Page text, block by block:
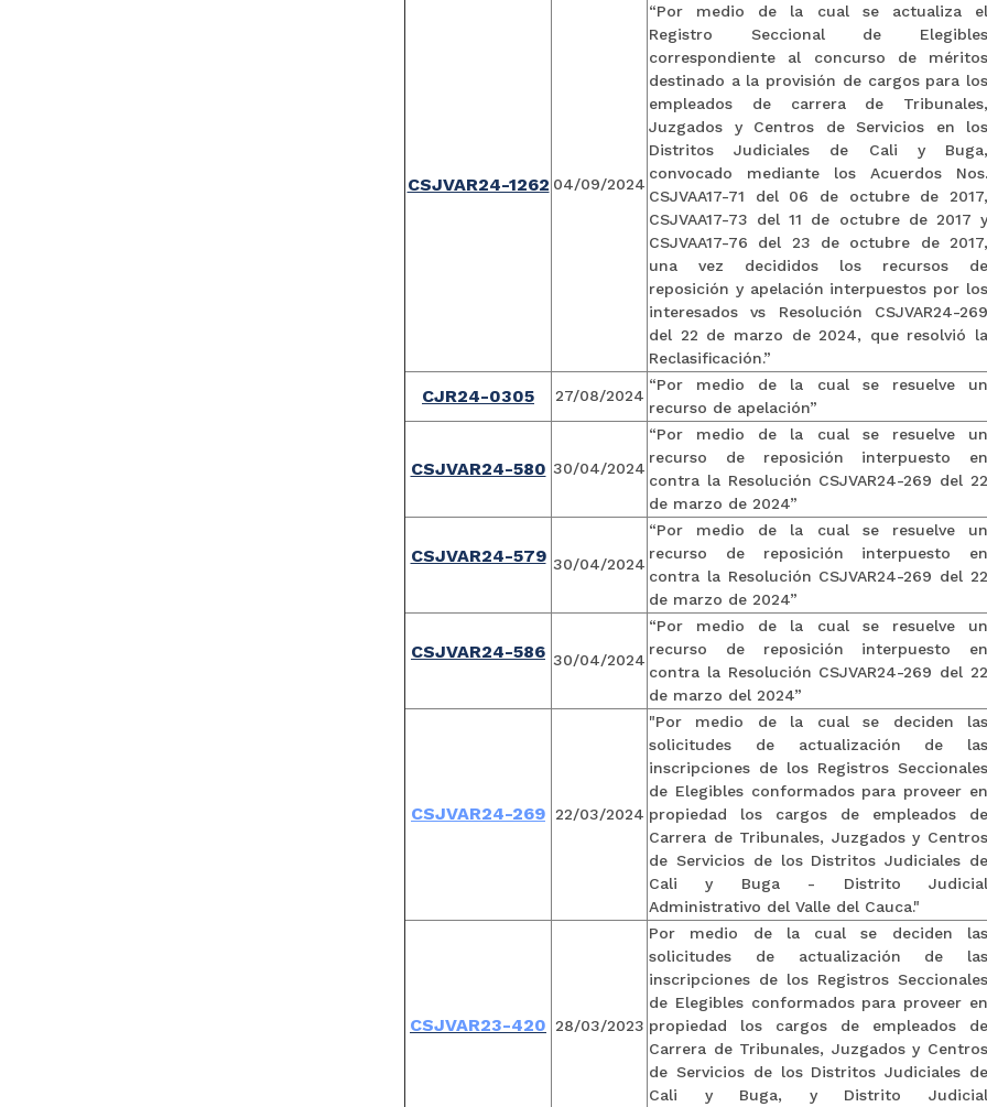
CSJVAR24-1262 04/09/2024
“Por medio de la cual se actualiza el
Registro Seccional de Elegibles
correspondiente al concurso de méritos
destinado a la provisión de cargos para los
empleados de carrera de Tribunales,
Juzgados y Centros de Servicios en los
Distritos Judiciales de Cali y Buga,
convocado mediante los Acuerdos Nos.
CSJVAA17-71 del 06 de octubre de 2017,
CSJVAA17-73 del 11 de octubre de 2017 y
CSJVAA17-76 del 23 de octubre de 2017,
una vez decididos los recursos de
reposición y apelación interpuestos por los
interesados vs Resolución CSJVAR24-269
del 22 de marzo de 2024, que resolvió la
Reclasificación.”
CJR24-0305 27/08/2024
“Por medio de la cual se resuelve un
recurso de apelación”
CSJVAR24-580 30/04/2024
“Por medio de la cual se resuelve un
recurso de reposición interpuesto en
contra la Resolución CSJVAR24-269 del 22
de marzo de 2024”
CSJVAR24-579 30/04/2024
“Por medio de la cual se resuelve un
recurso de reposición interpuesto en
contra la Resolución CSJVAR24-269 del 22
de marzo de 2024”
CSJVAR24-586 30/04/2024
“Por medio de la cual se resuelve un
recurso de reposición interpuesto en
contra la Resolución CSJVAR24-269 del 22
de marzo del 2024”
CSJVAR24-269 22/03/2024
"Por medio de la cual se deciden las
solicitudes de actualización de las
inscripciones de los Registros Seccionales
de Elegibles conformados para proveer en
propiedad los cargos de empleados de
Carrera de Tribunales, Juzgados y Centros
de Servicios de los Distritos Judiciales de
Cali y Buga - Distrito Judicial
Administrativo del Valle del Cauca."
CSJVAR23-420 28/03/2023
Por medio de la cual se deciden las
solicitudes de actualización de las
inscripciones de los Registros Seccionales
de Elegibles conformados para proveer en
propiedad los cargos de empleados de
Carrera de Tribunales, Juzgados y Centros
de Servicios de los Distritos Judiciales de
Cali y Buga, y Distrito Judicial